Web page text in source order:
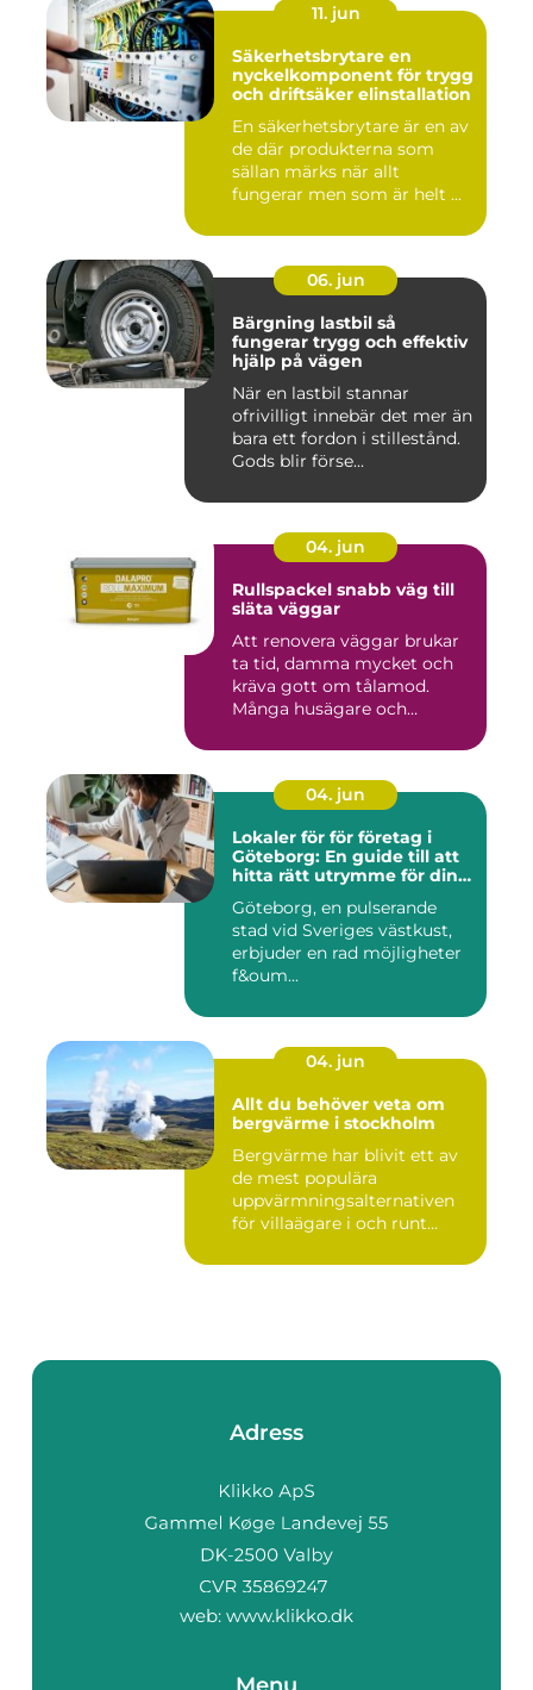
11. jun
Säkerhetsbrytare en
nyckelkomponent för trygg
och driftsäker elinstallation
En säkerhetsbrytare är en av
de där produkterna som
sällan märks när allt
fungerar men som är helt ...
06. jun
Bärgning lastbil så
fungerar trygg och effektiv
hjälp på vägen
När en lastbil stannar
ofrivilligt innebär det mer än
bara ett fordon i stillestånd.
Gods blir förse...
04. jun
Rullspackel snabb väg till
släta väggar
Att renovera väggar brukar
ta tid, damma mycket och
kräva gott om tålamod.
Många husägare och
04. jun
Lokaler för för företag i
Göteborg: En guide till att
hitta rätt utrymme för din
Göteborg, en pulserande
stad vid Sveriges västkust,
erbjuder en rad möjligheter
f&oum...
04. jun
Allt du behöver veta om
bergvärme i stockholm
Bergvärme har blivit ett av
de mest populära
uppvärmningsalternativen
för villaägare i och runt
Adress
web: www.klikko.dk